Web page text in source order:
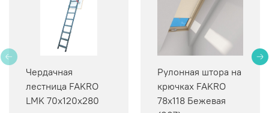
Чердачная
лестница FAKRO
LMK 70х120х280
Рулонная штора на
крючках FAKRO
78х118 Бежевая